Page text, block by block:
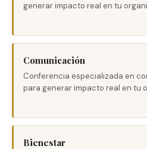
generar impacto real en tu
Comunicación
Conferencia especializada en
para generar impacto real en tu
Bienestar